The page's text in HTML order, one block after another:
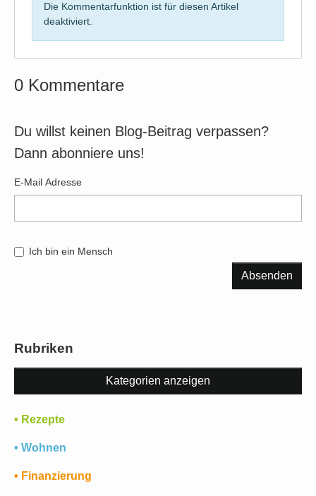
Die Kommentarfunktion ist für diesen Artikel
deaktiviert.
0 Kommentare
Du willst keinen Blog-Beitrag verpassen?
Dann abonniere uns!
E-Mail Adresse
Ich bin ein Mensch
Absenden
Rubriken
Kategorien anzeigen
• Rezepte
• Wohnen
• Finanzierung